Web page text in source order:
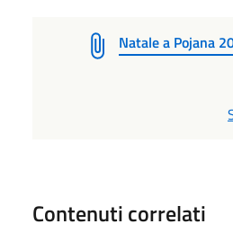
Natale a Pojana
Contenuti correlati